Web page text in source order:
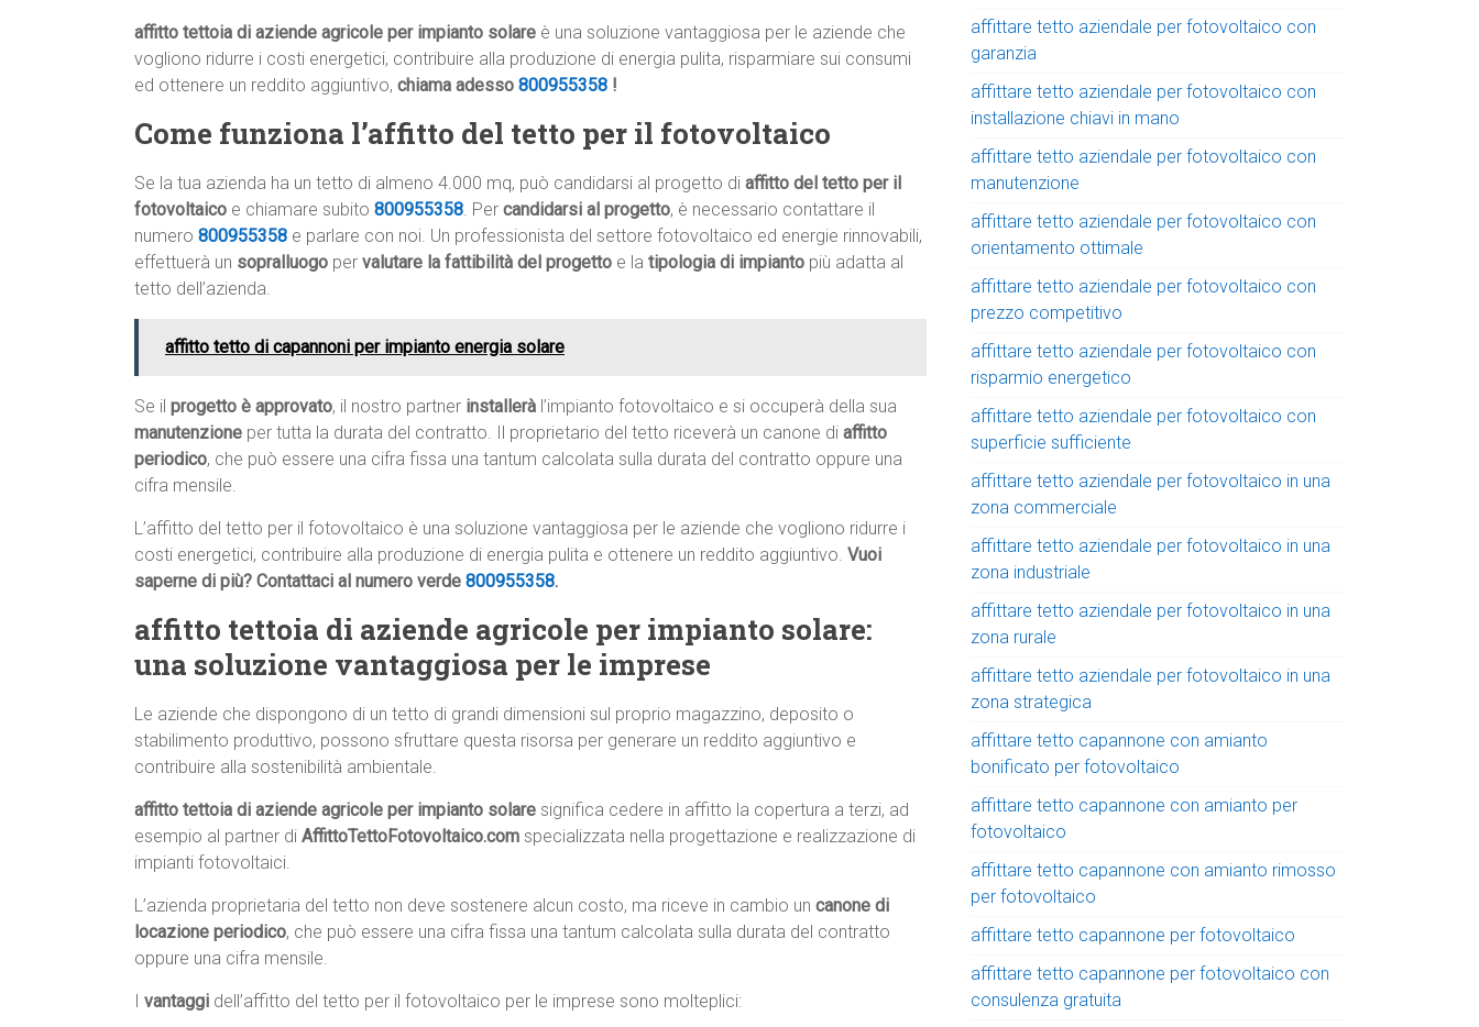
affitto tettoia di aziende agricole per impianto solare è una soluzione vantaggiosa per le aziende che
vogliono ridurre i costi energetici, contribuire alla produzione di energia pulita, risparmiare sui consumi
ed ottenere un reddito aggiuntivo, chiama adesso 800955358 !
Come funziona l’affitto del tetto per il fotovoltaico
Se la tua azienda ha un tetto di almeno 4.000 mq, può candidarsi al progetto di affitto del tetto per il
fotovoltaico e chiamare subito 800955358. Per candidarsi al progetto, è necessario contattare il
numero 800955358 e parlare con noi. Un professionista del settore fotovoltaico ed energie rinnovabili,
effettuerà un sopralluogo per valutare la fattibilità del progetto e la tipologia di impianto più adatta al
tetto dell’azienda.
affitto tetto di capannoni per impianto energia solare
Se il progetto è approvato, il nostro partner installerà l’impianto fotovoltaico e si occuperà della sua
manutenzione per tutta la durata del contratto. Il proprietario del tetto riceverà un canone di affitto
periodico, che può essere una cifra fissa una tantum calcolata sulla durata del contratto oppure una
cifra mensile.
L’affitto del tetto per il fotovoltaico è una soluzione vantaggiosa per le aziende che vogliono ridurre i
costi energetici, contribuire alla produzione di energia pulita e ottenere un reddito aggiuntivo. Vuoi
saperne di più? Contattaci al numero verde 800955358.
affitto tettoia di aziende agricole per impianto solare:
una soluzione vantaggiosa per le imprese
Le aziende che dispongono di un tetto di grandi dimensioni sul proprio magazzino, deposito o
stabilimento produttivo, possono sfruttare questa risorsa per generare un reddito aggiuntivo e
contribuire alla sostenibilità ambientale.
affitto tettoia di aziende agricole per impianto solare significa cedere in affitto la copertura a terzi, ad
esempio al partner di AffittoTettoFotovoltaico.com specializzata nella progettazione e realizzazione di
impianti fotovoltaici.
L’azienda proprietaria del tetto non deve sostenere alcun costo, ma riceve in cambio un canone di
locazione periodico, che può essere una cifra fissa una tantum calcolata sulla durata del contratto
oppure una cifra mensile.
vantaggi dell’affitto del tetto per il fotovoltaico per le imprese sono molteplici:
affittare tetto aziendale per fotovoltaico con
garanzia
affittare tetto aziendale per fotovoltaico con
installazione chiavi in mano
affittare tetto aziendale per fotovoltaico con
manutenzione
affittare tetto aziendale per fotovoltaico con
orientamento ottimale
affittare tetto aziendale per fotovoltaico con
prezzo competitivo
affittare tetto aziendale per fotovoltaico con
risparmio energetico
affittare tetto aziendale per fotovoltaico con
superficie sufficiente
affittare tetto aziendale per fotovoltaico in una
zona commerciale
affittare tetto aziendale per fotovoltaico in una
zona industriale
affittare tetto aziendale per fotovoltaico in una
zona rurale
affittare tetto aziendale per fotovoltaico in una
zona strategica
affittare tetto capannone con amianto
bonificato per fotovoltaico
affittare tetto capannone con amianto per
fotovoltaico
affittare tetto capannone con amianto rimosso
per fotovoltaico
affittare tetto capannone per fotovoltaico
affittare tetto capannone per fotovoltaico con
consulenza gratuita